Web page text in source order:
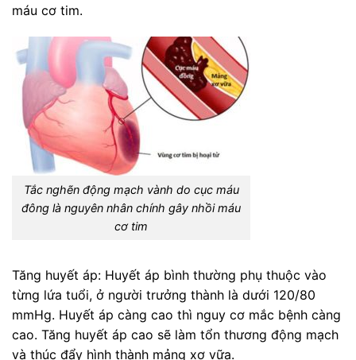
máu cơ tim.
Tắc nghẽn động mạch vành do cục máu
đông là nguyên nhân chính gây nhồi máu
cơ tim
Tăng huyết áp: Huyết áp bình thường phụ thuộc vào
từng lứa tuổi, ở người trưởng thành là dưới 120/80
mmHg. Huyết áp càng cao thì nguy cơ mắc bệnh càng
cao. Tăng huyết áp cao sẽ làm tổn thương động mạch
và thúc đẩy hình thành mảng xơ vữa.